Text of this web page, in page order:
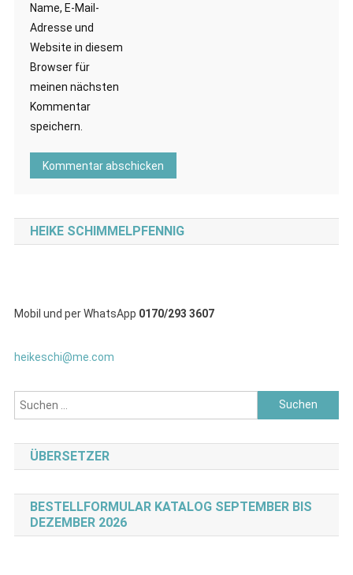
Name, E-Mail-
Adresse und
Website in diesem
Browser für
meinen nächsten
Kommentar
speichern.
HEIKE SCHIMMELPFENNIG
Mobil und per WhatsApp 0170/293 3607
heikeschi@me.com
Suchen
nach:
ÜBERSETZER
BESTELLFORMULAR KATALOG SEPTEMBER BIS
DEZEMBER 2026